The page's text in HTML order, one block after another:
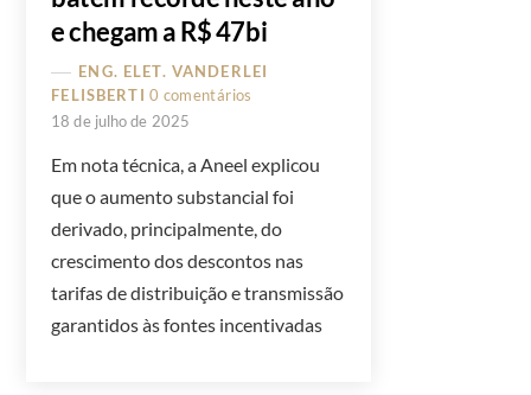
e chegam a R$ 47bi
ENG. ELET. VANDERLEI
FELISBERTI 0 comentários
18 de julho de 2025
Em nota técnica, a Aneel explicou
que o aumento substancial foi
derivado, principalmente, do
crescimento dos descontos nas
tarifas de distribuição e transmissão
garantidos às fontes incentivadas